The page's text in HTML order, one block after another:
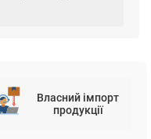
Власний імпорт
продукції